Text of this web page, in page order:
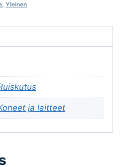
, Yleinen
ja laitteet